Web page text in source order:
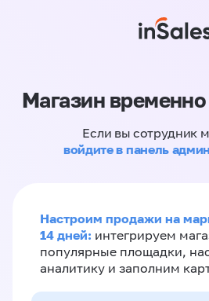
Магазин временно
Если вы сотрудник
войдите в панель
Настроим продажи на
14 дней: интегрируем
популярные площадки,
аналитику и заполним